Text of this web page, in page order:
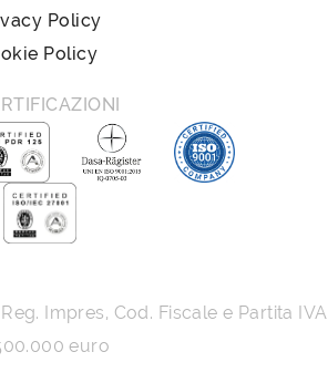
Policy
Policy
Reg. Impres, Cod. Fiscale e Partita IVA
euro